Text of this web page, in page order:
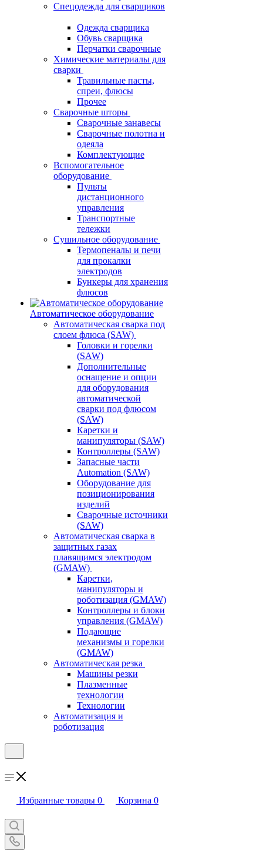
Спецодежда для сварщиков
Одежда сварщика
Обувь сварщика
Перчатки сварочные
Химические материалы для
сварки
Травильные пасты,
спреи, флюсы
Прочее
Сварочные шторы
Сварочные занавесы
Сварочные полотна и
одеяла
Комплектующие
Вспомогательное
оборудование
Пульты
дистанционного
управления
Транспортные
тележки
Сушильное оборудование
Термопеналы и печи
для прокалки
электродов
Бункеры для хранения
флюсов
Автоматическое оборудование
Автоматическая сварка под
слоем флюса (SAW)
Головки и горелки
(SAW)
Дополнительные
оснащение и опции
для оборудования
автоматической
сварки под флюсом
(SAW)
Каретки и
манипуляторы (SAW)
Контроллеры (SAW)
Запасные части
Automation (SAW)
Оборудование для
позиционирования
изделий
Сварочные источники
(SAW)
Автоматическая сварка в
защитных газах
плавящимся электродом
(GMAW)
Каретки,
манипуляторы и
роботизация (GMAW)
Контроллеры и блоки
управления (GMAW)
Подающие
механизмы и горелки
(GMAW)
Автоматическая резка
Машины резки
Плазменные
технологии
Технологии
Автоматизация и
роботизация
Избранные товары 0 Корзина 0